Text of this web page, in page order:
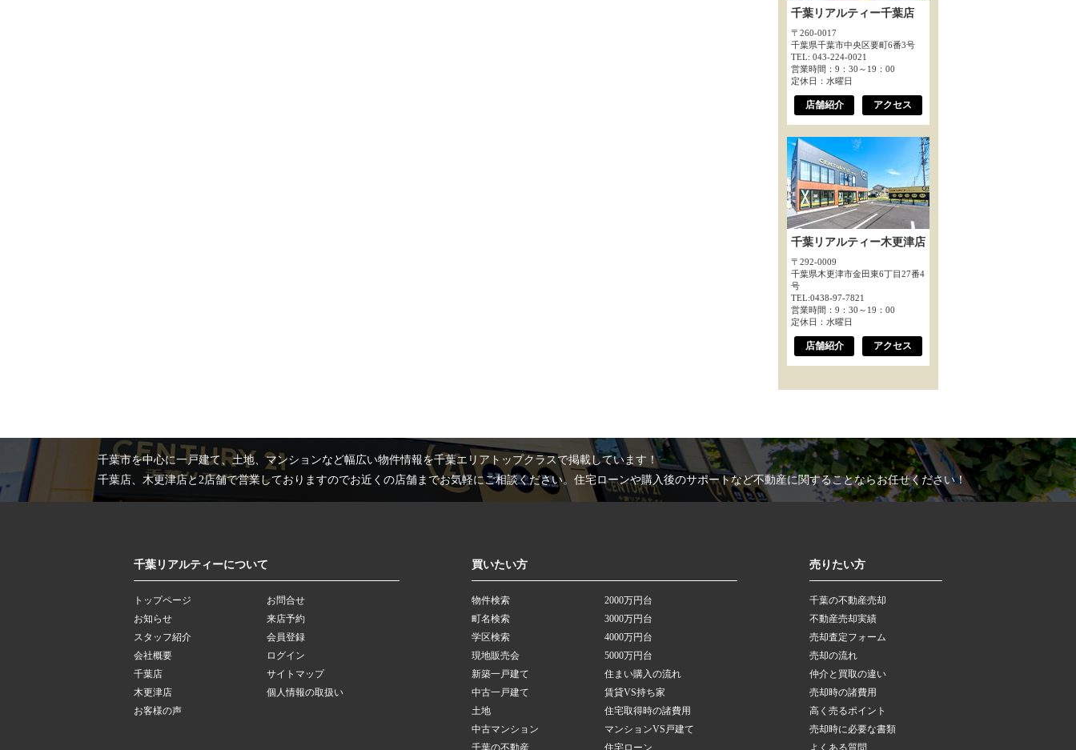
千葉リアルティー千葉店
〒260-0017
千葉県千葉市中央区要町6番3号
TEL: 043-224-0021
営業時間：9：30～19：00
定休日：水曜日
店舗紹介 アクセス
千葉リアルティー木更津店
〒292-0009
千葉県木更津市金田東6丁目27番4
号
TEL:0438-97-7821
営業時間：9：30～19：00
定休日：水曜日
店舗紹介 アクセス
千葉市を中心に一戸建て、土地、マンションなど幅広い物件情報を千葉エリアトップクラスで掲載しています！
千葉店、木更津店と2店舗で営業しておりますのでお近くの店舗までお気軽にご相談ください。住宅ローンや購入後のサポートなど不動産に関することならお任せください！
千葉リアルティーについて
トップページ
お知らせ
スタッフ紹介
会社概要
千葉店
木更津店
お客様の声
お問合せ
来店予約
会員登録
ログイン
サイトマップ
個人情報の取扱い
買いたい方
物件検索
町名検索
学区検索
現地販売会
新築一戸建て
中古一戸建て
土地
中古マンション
千葉の不動産
2000万円台
3000万円台
4000万円台
5000万円台
住まい購入の流れ
賃貸VS持ち家
住宅取得時の諸費用
マンションVS戸建て
住宅ローン
売りたい方
千葉の不動産売却
不動産売却実績
売却査定フォーム
売却の流れ
仲介と買取の違い
売却時の諸費用
高く売るポイント
売却時に必要な書類
よくある質問